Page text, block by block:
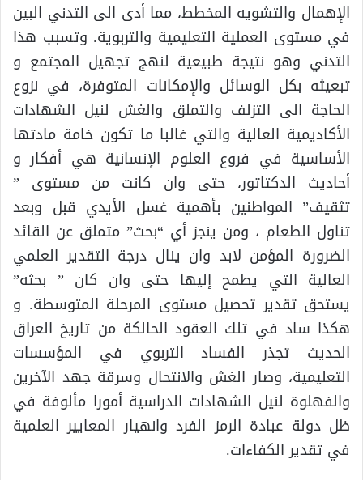
الإهمال والتشويه المخطط، مما أدى الى التدني البين
في مستوى العملية التعليمية والتربوية. وتسبب هذا
التدني وهو نتيجة طبيعية لنهج تجهيل المجتمع و
تبعيثه بكل الوسائل والإمكانات المتوفرة، في نزوع
الحاجة الى التزلف والتملق والغش لنيل الشهادات
الأكاديمية العالية والتي غالبا ما تكون خامة مادتها
الأساسية في فروع العلوم الإنسانية هي أفكار و
أحاديث الدكتاتور، حتى وان كانت من مستوى ”
تثقيف” المواطنين بأهمية غسل الأيدي قبل وبعد
تناول الطعام ، ومن ينجز أي “بحث” متملق عن القائد
الضرورة المؤمن لابد وان ينال درجة التقدير العلمي
العالية التي يطمح إليها حتى وان كان ” بحثه”
يستحق تقدير تحصيل مستوى المرحلة المتوسطة. و
هكذا ساد في تلك العقود الحالكة من تاريخ العراق
الحديث تجذر الفساد التربوي في المؤسسات
التعليمية، وصار الغش والانتحال وسرقة جهد الآخرين
والفهلوة لنيل الشهادات الدراسية أمورا مألوفة في
ظل دولة عبادة الرمز الفرد وانهيار المعايير العلمية
في تقدير الكفاءات.